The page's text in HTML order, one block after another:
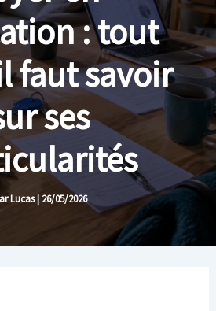
: tout
faut savoir
ses
Lucas| 26/05/2026